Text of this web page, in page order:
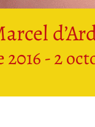
2016 -2